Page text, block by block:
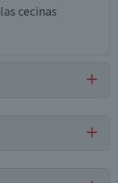
cecinas